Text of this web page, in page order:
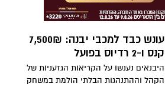
עונש כבד למכבי יבנה: 7,500₪
קנס ו-2 רדיוס בפועל
היבנאים נענשו על הקריאות הגזעניות של
הקהל וההתנהגות הבלתי הולמת במשחק